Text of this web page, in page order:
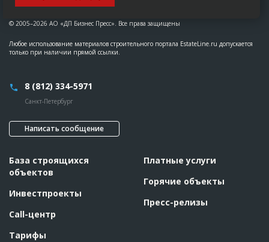
© 2005–2026 АО «ДП Бизнес Пресс». Все права защищены
Любое использование материалов строительного портала EstateLine.ru допускается
только при наличии прямой ссылки.
8 (812) 334-5971
Санкт-Петербург
Написать сообщение
База строящихся
объектов
Инвестпроекты
Call-центр
Тарифы
Платные услуги
Горячие объекты
Пресс-релизы